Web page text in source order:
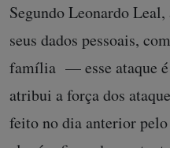
Segundo Leonardo
seus dados pessoais,
família — esse ataque é
atribui a força dos
feito no dia anterior